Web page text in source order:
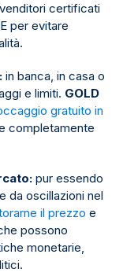
certificati
per evitare
in banca, in casa o
e limiti. GOLD
gratuito in
completamente
pur essendo
da oscillazioni nel
il prezzo e
possono
monetarie,